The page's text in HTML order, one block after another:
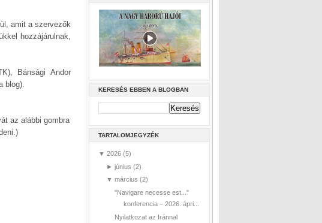
amit a szervezők
hozzájárulnak,
Bánsági Andor
blog).
az alábbi gombra
KERESÉS EBBEN A BLOGBAN
TARTALOMJEGYZÉK
▼ 2026 (5)
► június (2)
▼ március (2)
"Navigare necesse est..."
konferencia – 2026. ápri...
Nyilatkozat az Iránnal